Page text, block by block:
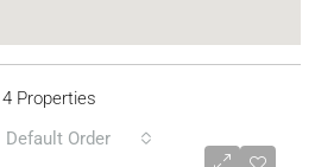
4 Properties
Default Order